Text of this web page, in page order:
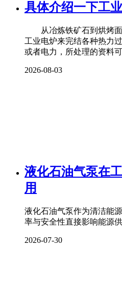
具体介绍一下工
从冶炼铁矿石到烘烤面
工业电炉来完结各种热力
或者电力，所处理的资料可
2026-08-03
液化石油气泵在
用
液化石油气泵作为清洁能
率与安全性直接影响能源
2026-07-30